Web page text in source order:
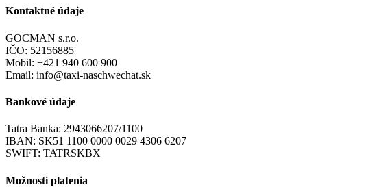
Kontaktné údaje
GOCMAN s.r.o.
IČO: 52156885
Mobil: +421 940 600 900
Email: info@taxi-naschwechat.sk
Bankové údaje
Tatra Banka: 2943066207/1100
IBAN: SK51 1100 0000 0029 4306 6207
SWIFT: TATRSKBX
Možnosti platenia